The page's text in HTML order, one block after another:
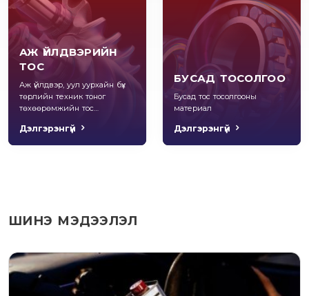
АЖ ҮЙЛДВЭРИЙН
ТОС
Аж үйлдвэр, уул уурхайн бүх
төрлийн техник тоног
төхөөрөмжийн тос
Дэлгэрэнгүй
БУСАД ТОСОЛГОО
Бусад тос тосолгооны
материал
Дэлгэрэнгүй
ШИНЭ МЭДЭЭЛЭЛ